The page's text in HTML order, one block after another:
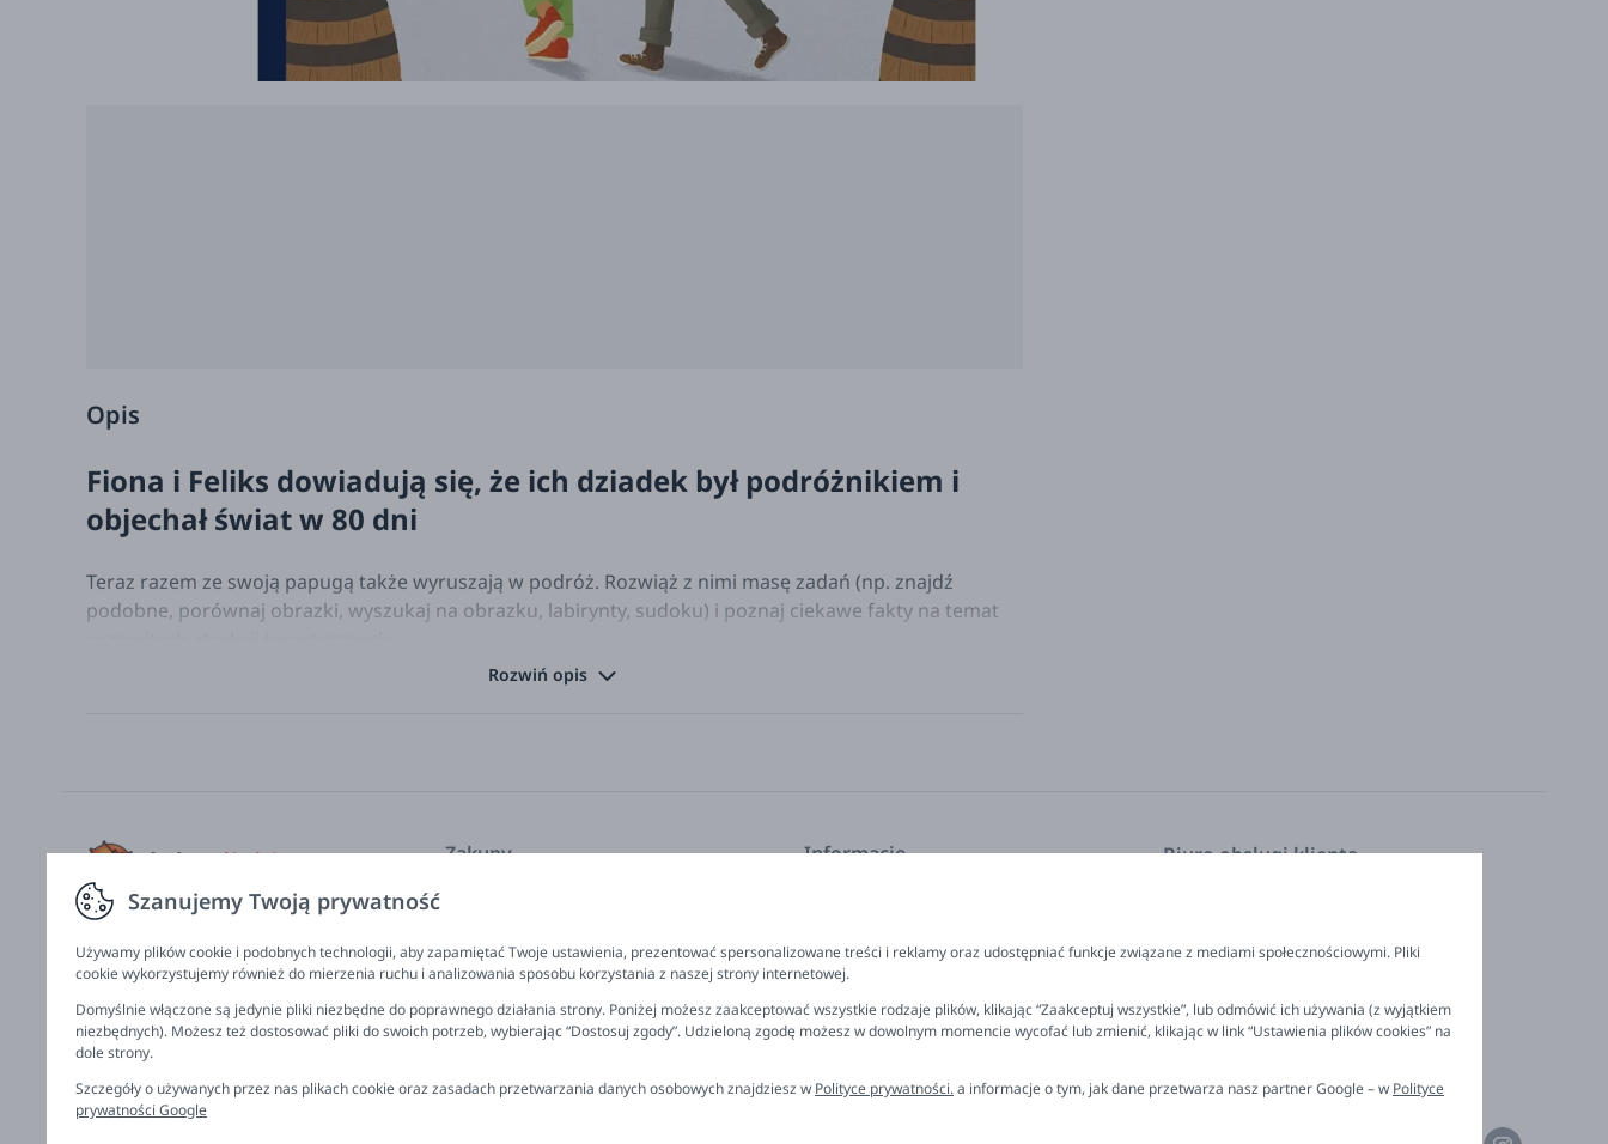
Opis
Fiona i Feliks dowiadują się, że ich dziadek był podróżnikiem i
objechał świat w 80 dni
Teraz razem ze swoją papugą także wyruszają w podróż. Rozwiąż z nimi masę zadań (np. znajdź
podobne, porównaj obrazki, wyszukaj na obrazku, labirynty, sudoku) i poznaj ciekawe fakty na temat
jest niezależną ilustratorką z Los Angeles. Studiowała ilustrację w Minneapolis College
zajmuje się popularyzacją nauki, przybliżając dzieciom dzięki swoim talentom narracyjnym
podstawowe koncepcje z obszaru STEM.
Oprawa: Miękka
Liczba stron: 96
Wymiary produktu: 230 x 205 x 5 mm
Rozwiń opis
Zakupy
Zamów na prezent
Regulamin, polityka prywatności
Dane do przelewu
Informacje
Newsletter
Kontakt
Ustawienia plików cookies
Biuro obsługi klienta
+48 694 596 187
Szanujemy Twoją prywatność
Używamy plików cookie i podobnych technologii, aby zapamiętać Twoje ustawienia, prezentować spersonalizowane treści i reklamy oraz udostępniać funkcje związane z mediami społecznościowymi. Pliki
cookie wykorzystujemy również do mierzenia ruchu i analizowania sposobu korzystania z naszej strony internetowej.
Domyślnie włączone są jedynie pliki niezbędne do poprawnego działania strony. Poniżej możesz zaakceptować wszystkie rodzaje plików, klikając “Zaakceptuj wszystkie”, lub odmówić ich używania (z wyjątkiem
niezbędnych). Możesz też dostosować pliki do swoich potrzeb, wybierając “Dostosuj zgody”. Udzieloną zgodę możesz w dowolnym momencie wycofać lub zmienić, klikając w link “Ustawienia plików cookies” na
dole strony.
Szczegóły o używanych przez nas plikach cookie oraz zasadach przetwarzania danych osobowych znajdziesz w Polityce prywatności.a informacje o tym, jak dane przetwarza nasz partner Google – w Polityce
prywatności Google